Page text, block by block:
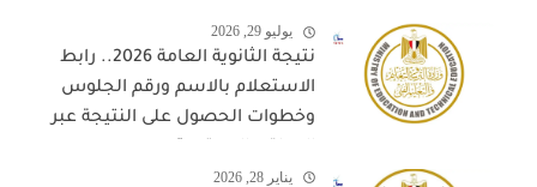
يوليو 29, 2026
نتيجة الثانوية العامة 2026.. رابط
الاستعلام بالاسم ورقم الجلوس
وخطوات الحصول على النتيجة عبر
يناير 28, 2026